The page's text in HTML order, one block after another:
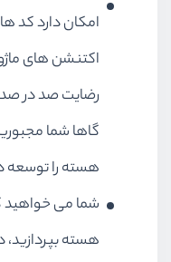
امکان دارد کد
اکتنشن های
رضایت صد در صد
گاها شما
هسته را توسعه
شما می خواهید
هسته بپردازید،